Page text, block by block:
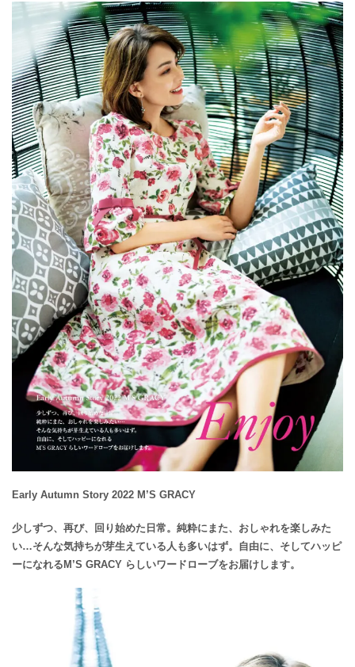
Early Autumn Story 2022 M’S GRACY
少しずつ、再び、回り始めた日常。純粋にまた、おしゃれを楽しみた
い…そんな気持ちが芽生えている人も多いはず。自由に、そしてハッピ
ーになれるM’S GRACY らしいワードローブをお届けします。